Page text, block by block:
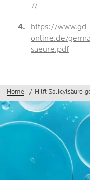
7/
https://www.gd-
online.de/
saeure.pdf
Home Hilft Salicylsäure